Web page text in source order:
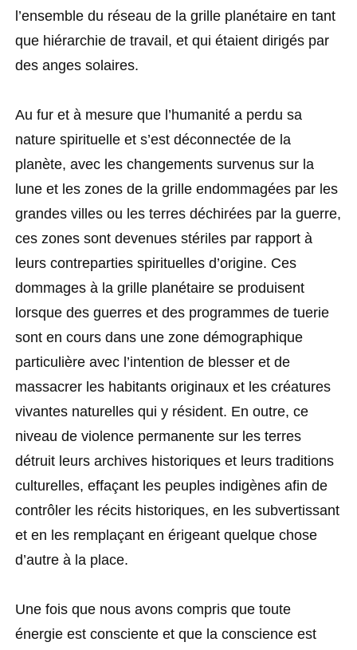
l’ensemble du réseau de la grille planétaire en tant
que hiérarchie de travail, et qui étaient dirigés par
des anges solaires.
Au fur et à mesure que l’humanité a perdu sa
nature spirituelle et s’est déconnectée de la
planète, avec les changements survenus sur la
lune et les zones de la grille endommagées par les
grandes villes ou les terres déchirées par la guerre,
ces zones sont devenues stériles par rapport à
leurs contreparties spirituelles d’origine. Ces
dommages à la grille planétaire se produisent
lorsque des guerres et des programmes de tuerie
sont en cours dans une zone démographique
particulière avec l’intention de blesser et de
massacrer les habitants originaux et les créatures
vivantes naturelles qui y résident. En outre, ce
niveau de violence permanente sur les terres
détruit leurs archives historiques et leurs traditions
culturelles, effaçant les peuples indigènes afin de
contrôler les récits historiques, en les subvertissant
et en les remplaçant en érigeant quelque chose
d’autre à la place.
Une fois que nous avons compris que toute
énergie est consciente et que la conscience est